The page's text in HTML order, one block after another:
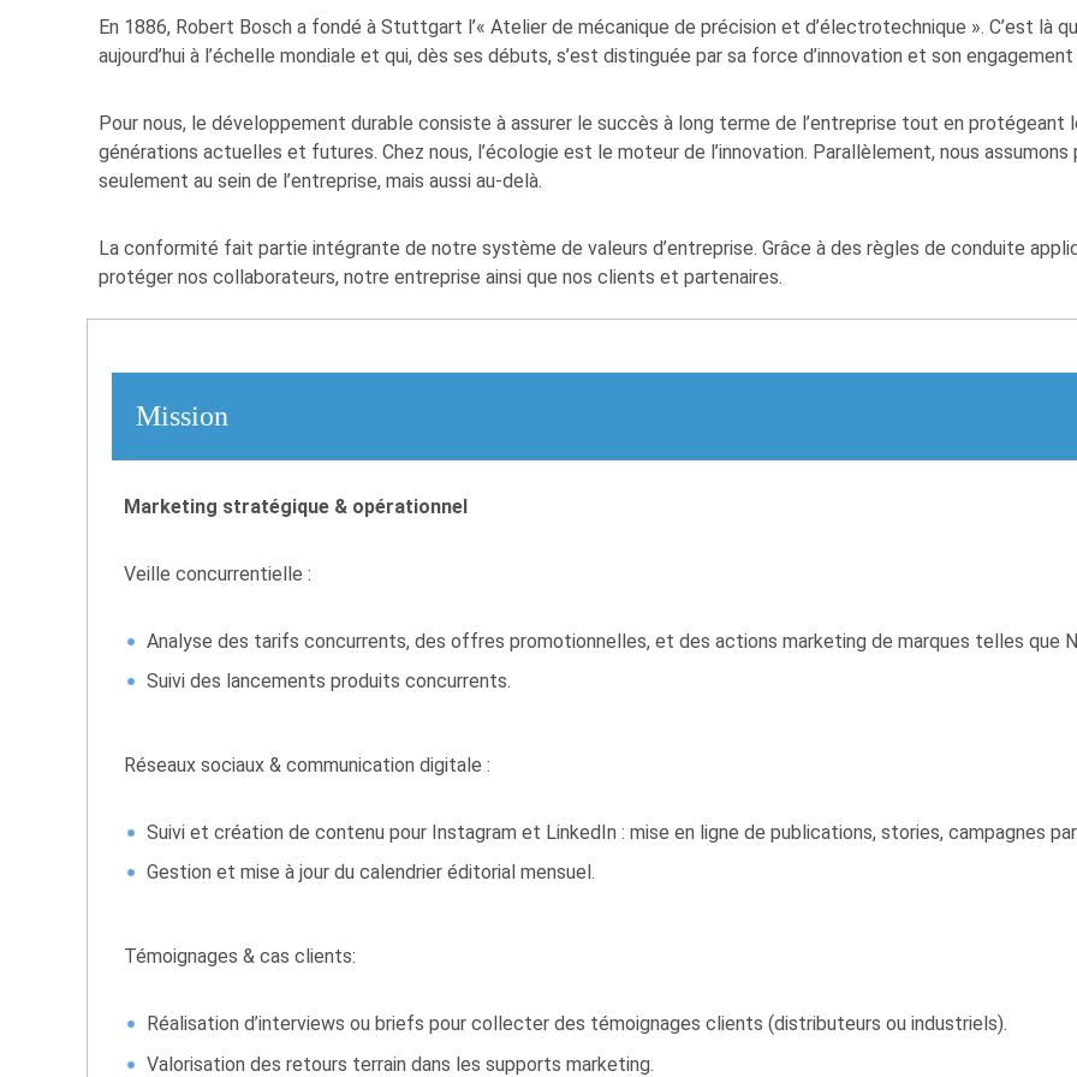
En 1886, Robert Bosch a fondé à Stuttgart l’« Atelier de mécanique de précision et d’électrotechnique ». C’est là
aujourd’hui à l’échelle mondiale et qui, dès ses débuts, s’est distinguée par sa force d’innovation et son
Pour nous, le développement durable consiste à assurer le succès à long terme de l’entreprise tout en protégeant
générations actuelles et futures. Chez nous, l’écologie est le moteur de l’innovation. Parallèlement, nous
seulement au sein de l’entreprise, mais aussi au-delà.
La conformité fait partie intégrante de notre système de valeurs d’entreprise. Grâce à des règles de conduite
protéger nos collaborateurs, notre entreprise ainsi que nos clients et partenaires.
Mission
Marketing stratégique & opérationnel
Veille concurrentielle :
Analyse des tarifs concurrents, des offres promotionnelles, et des actions marketing de marques telles que
Suivi des lancements produits concurrents.
Réseaux sociaux & communication digitale :
Suivi et création de contenu pour Instagram et LinkedIn : mise en ligne de publications, stories, campagnes
Gestion et mise à jour du calendrier éditorial mensuel.
Témoignages & cas clients:
Réalisation d’interviews ou briefs pour collecter des témoignages clients (distributeurs ou industriels).
Valorisation des retours terrain dans les supports marketing.